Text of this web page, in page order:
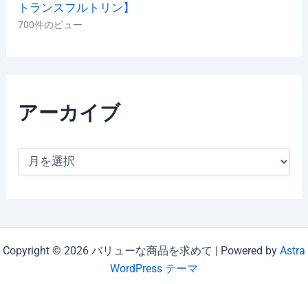
トランスフルトリン】
700件のビュー
アーカイブ
ア
Copyright © 2026 バリューな商品を求めて | Powered by Astra
WordPress テーマ